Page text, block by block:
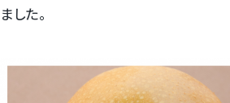
クイーンルージュ
ました。